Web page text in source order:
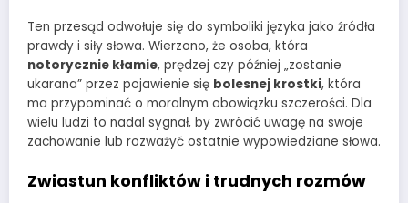
Ten przesąd odwołuje się do symboliki języka jako źródła
prawdy i siły słowa. Wierzono, że osoba, która
notorycznie kłamie, prędzej czy później „zostanie
ukarana” przez pojawienie się bolesnej krostki, która
ma przypominać o moralnym obowiązku szczerości. Dla
wielu ludzi to nadal sygnał, by zwrócić uwagę na swoje
zachowanie lub rozważyć ostatnie wypowiedziane słowa.
Zwiastun konfliktów i trudnych rozmów